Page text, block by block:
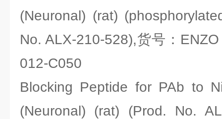
(Neuronal) (rat)
No. ALX-210-528),货号：
012-C050
Blocking Peptide for PAb to
(Neuronal) (rat) (Prod. No.